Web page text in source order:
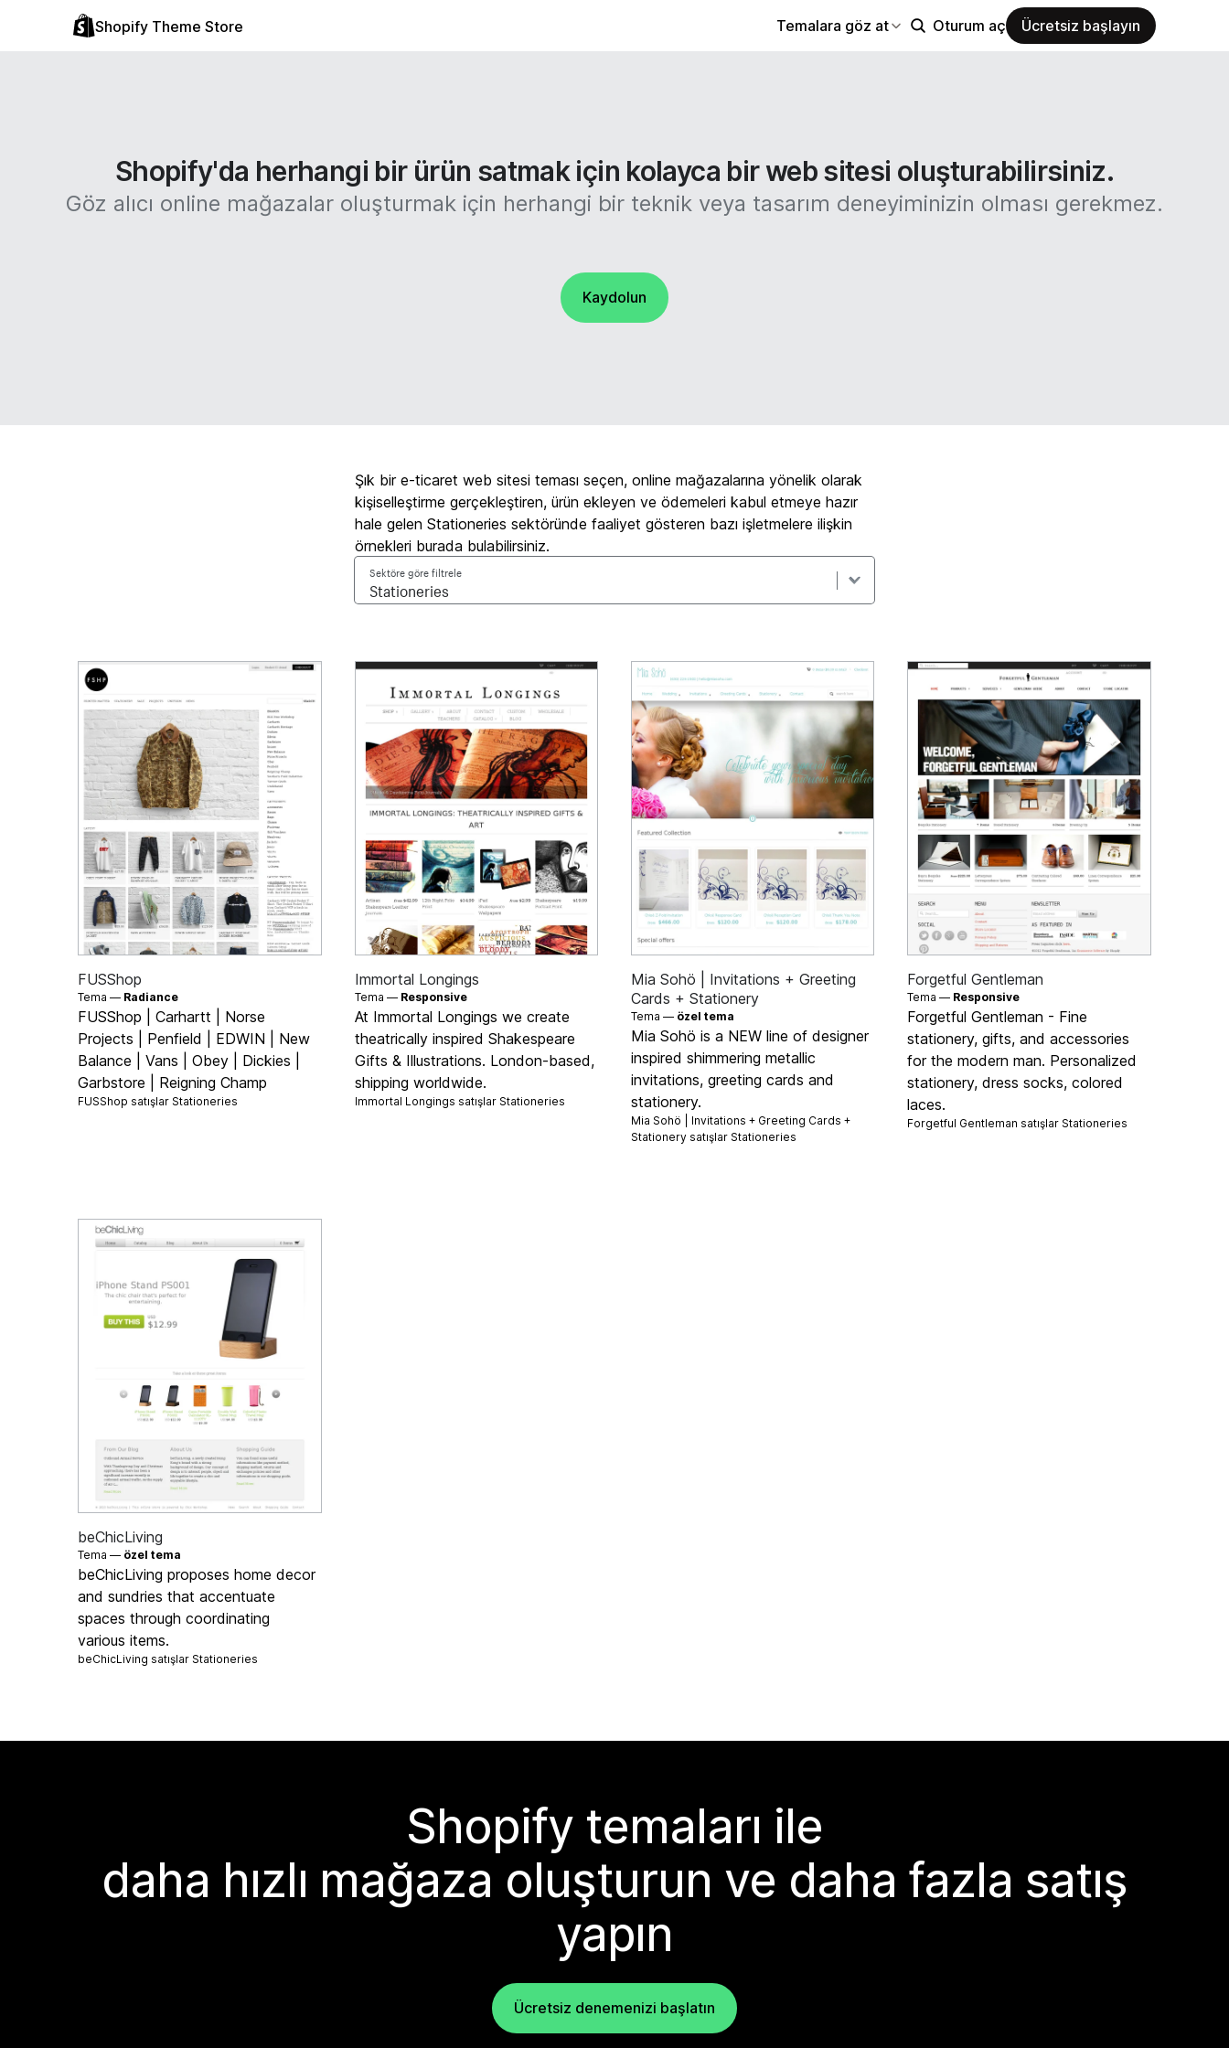
Shopify Theme Store Temalara göz at Oturum aç Ücretsiz başlayın
Shopify'da herhangi bir ürün satmak için kolayca bir web sitesi oluşturabilirsiniz.
Göz alıcı online mağazalar oluşturmak için herhangi bir teknik veya tasarım deneyiminizin olması gerekmez.
Kaydolun
Şık bir e-ticaret web sitesi teması seçen, online mağazalarına yönelik olarak
kişiselleştirme gerçekleştiren, ürün ekleyen ve ödemeleri kabul etmeye hazır
hale gelen Stationeries sektöründe faaliyet gösteren bazı işletmelere ilişkin
örnekleri burada bulabilirsiniz.
Sektöre göre filtrele
FUSShop
Tema — Radiance
FUSShop | Carhartt | Norse
Projects | Penfield | EDWIN | New
Balance | Vans | Obey | Dickies |
Garbstore | Reigning Champ
FUSShop satışlar Stationeries
Immortal Longings
Tema — Responsive
At Immortal Longings we create
theatrically inspired Shakespeare
Gifts & Illustrations. London-based,
shipping worldwide.
Immortal Longings satışlar Stationeries
Mia Sohö | Invitations + Greeting
Cards + Stationery
Tema — özel tema
Mia Sohö is a NEW line of designer
inspired shimmering metallic
invitations, greeting cards and
stationery.
Mia Sohö | Invitations + Greeting Cards +
Stationery satışlar Stationeries
Forgetful Gentleman
Tema — Responsive
Forgetful Gentleman - Fine
stationery, gifts, and accessories
for the modern man. Personalized
stationery, dress socks, colored
laces.
Forgetful Gentleman satışlar Stationeries
beChicLiving
Tema — özel tema
beChicLiving proposes home decor
and sundries that accentuate
spaces through coordinating
various items.
beChicLiving satışlar Stationeries
Shopify temaları ile
daha hızlı mağaza oluşturun ve daha fazla satış
yapın
Ücretsiz denemenizi başlatın